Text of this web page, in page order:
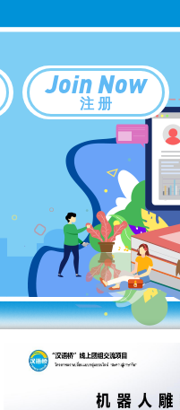
Join Now
注 册